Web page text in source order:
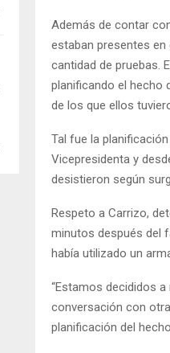
Además de contar
estaban presentes
cantidad de pruebas.
planificando el hecho
de los que ellos
Tal fue la
Vicepresidenta y
desistieron según
Respeto a Carrizo,
minutos después del
había utilizado un
“Estamos decididos
conversación con
planificación del